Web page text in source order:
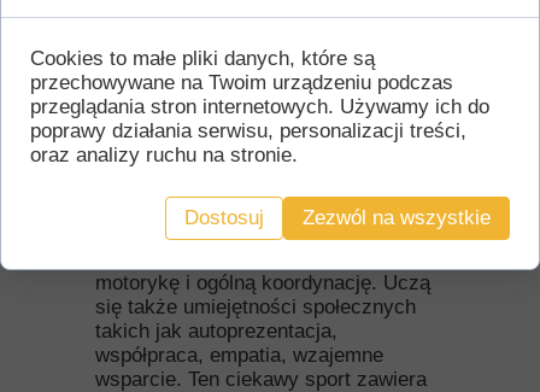
Gimnastyka artystyczna jest jedną z
dyscyplin sportowych a także
ogólnorozwojową dyscypliną sportową
dla dziewczynek. Jest podstawą nie
tylko dla innych dyscyplin sportowych,
ale i tańca. Radość, jaką dziewczynki
w swoim rodzaju.
motorykę i ogólną koordynację. Uczą
się także umiejętności społecznych
takich jak autoprezentacja,
współpraca, empatia, wzajemne
wsparcie. Ten ciekawy sport zawiera
Cookies to małe pliki danych, które są
przechowywane na Twoim urządzeniu podczas
przeglądania stron internetowych. Używamy ich do
poprawy działania serwisu, personalizacji treści,
oraz analizy ruchu na stronie.
Dostosuj Zezwól na wszystkie